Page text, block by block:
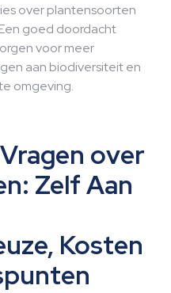
over plantensoorten
goed doordacht
voor meer
aan biodiversiteit en
omgeving.
over
Zelf Aan
Kosten